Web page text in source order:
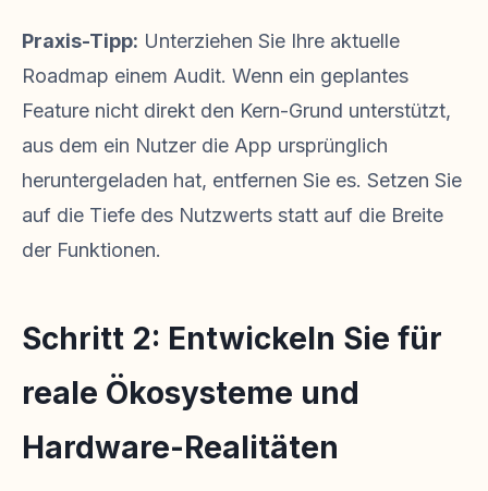
Praxis-Tipp: Unterziehen Sie Ihre aktuelle
Roadmap einem Audit. Wenn ein geplantes
Feature nicht direkt den Kern-Grund unterstützt,
aus dem ein Nutzer die App ursprünglich
heruntergeladen hat, entfernen Sie es. Setzen Sie
auf die Tiefe des Nutzwerts statt auf die Breite
der Funktionen.
Schritt 2: Entwickeln Sie für
reale Ökosysteme und
Hardware-Realitäten